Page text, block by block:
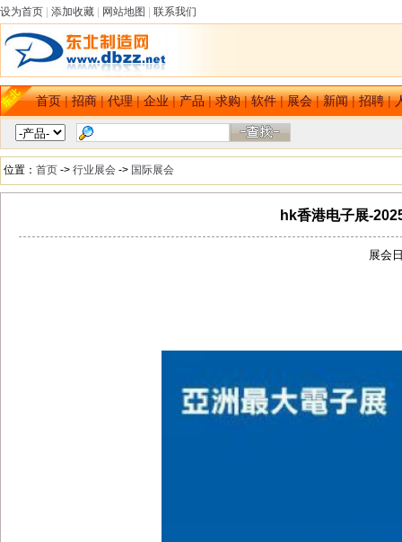
设为首页 添加收藏 网站地图 联系我们
首页|招商|代理|企业|产品|求购|软件|展会|新闻|招聘|
位置： 首页 -> 行业展会 -> 国际展会
hk香港电子展-
展会